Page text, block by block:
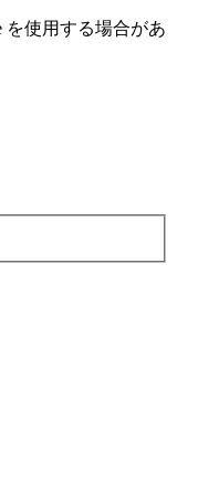
使⽤する場合があ